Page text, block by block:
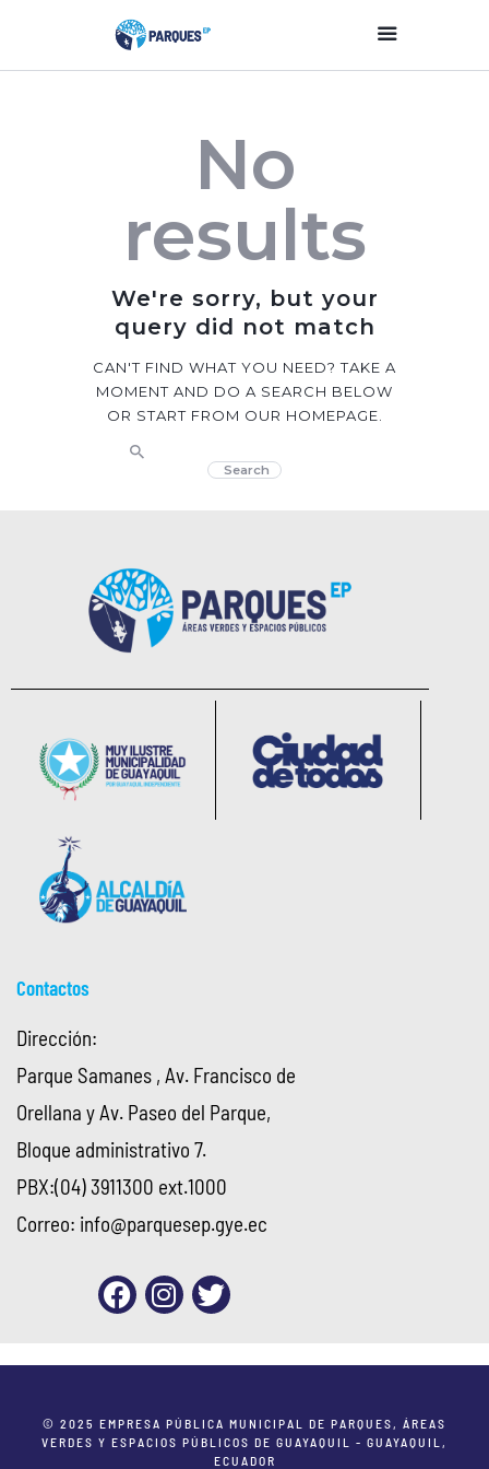
Parques Y Plazas
Participación
Ciudadana
Planificación
Transparencia
Contacto
No
results
We're sorry, but your
query did not match
CAN'T FIND WHAT YOU NEED? TAKE A
MOMENT AND DO A SEARCH BELOW
OR START FROM OUR HOMEPAGE
Contactos
Dirección:
Parque Samanes , Av. Francisco de
Orellana y Av. Paseo del Parque,
Bloque administrativo 7.
PBX:(04) 3911300 ext.1000
Correo: info@parquesep.gye.ec
© 2025 EMPRESA PÚBLICA MUNICIPAL DE PARQUES, ÁREAS
VERDES Y ESPACIOS PÚBLICOS DE GUAYAQUIL - GUAYAQUIL,
ECUADOR